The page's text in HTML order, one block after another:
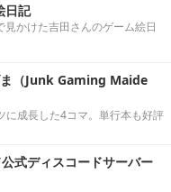
日記
かけた吉田さんのゲーム絵日
ま（Junk Gaming Maide
成長した4コマ。単行本も好評
式ディスコードサーバー